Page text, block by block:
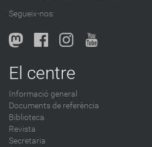
b
l
o
-
Segueix-nos:
El centre
Informació general
Documents de referència
Biblioteca
Revista
Secretaria